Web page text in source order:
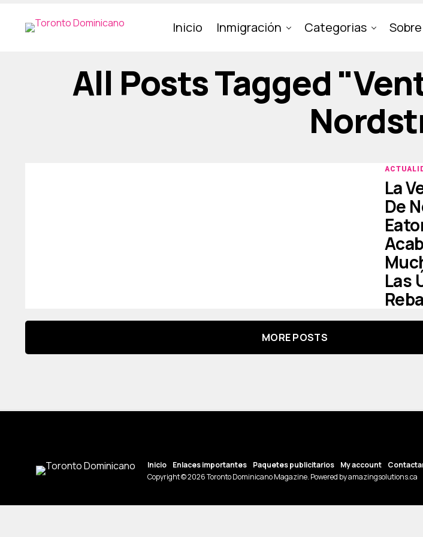
Inicio Inmigración Categorias
All Posts Tagged
La
De
Las
MORE POSTS
Inicio Enlaces importantes Paquetes publicitarios My account
Copyright © 2026 Toronto Dominicano Magazine. Powered by amazingsolutions.ca